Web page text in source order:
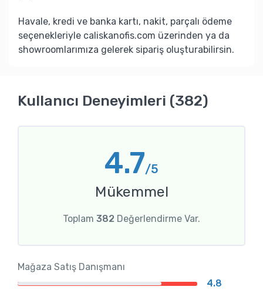
Havale, kredi ve banka kartı, nakit, parçalı ödeme
seçenekleriyle caliskanofis.com üzerinden ya da
showroomlarımıza gelerek sipariş oluşturabilirsin.
Kullanıcı Deneyimleri (382)
4.7/5
Mükemmel
Toplam 382 Değerlendirme Var.
Mağaza Satış Danışmanı
4.8